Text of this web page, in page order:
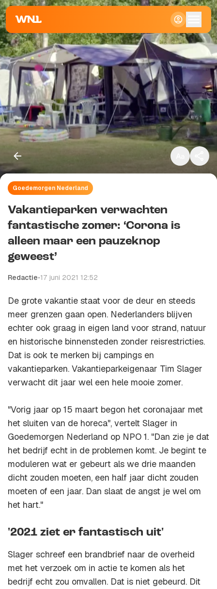
Klein
Standaard
Groot
Goedemorgen Nederland
Vakantieparken verwachten
fantastische zomer: ‘Corona is
alleen maar een pauzeknop
geweest’
Redactie•17 juni 2021 12:52
De grote vakantie staat voor de deur en steeds
meer grenzen gaan open. Nederlanders blijven
echter ook graag in eigen land voor strand, natuur
en historische binnensteden zonder reisrestricties.
Dat is ook te merken bij campings en
vakantieparken. Vakantieparkeigenaar Tim Slager
verwacht dit jaar wel een hele mooie zomer.
"Vorig jaar op 15 maart begon het coronajaar met
het sluiten van de horeca", vertelt Slager in
Goedemorgen Nederland op NPO 1. "Dan zie je dat
het bedrijf echt in de problemen komt. Je begint te
moduleren wat er gebeurt als we drie maanden
dicht zouden moeten, een half jaar dicht zouden
moeten of een jaar. Dan slaat de angst je wel om
het hart."
'2021 ziet er fantastisch uit'
Slager schreef een brandbrief naar de overheid
met het verzoek om in actie te komen als het
bedrijf echt zou omvallen. Dat is niet gebeurd. Dit